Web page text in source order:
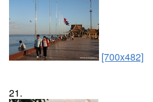
[700x482]
21.